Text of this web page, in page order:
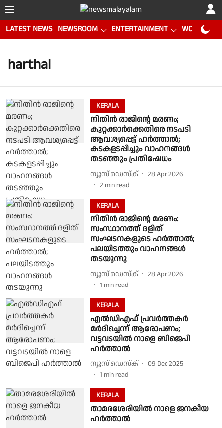
LATEST NEWS NEWSROOM ENTERTAINMENT WORLD CUP
harthal
KERALA
നിതിൻ രാജിന്റെ മരണം;
കുറ്റക്കാർക്കെതിരെ നടപടി
ആവശ്യപ്പെട്ട് ഹർത്താൽ;
കടകളടപ്പിച്ചും വാഹനങ്ങൾ
തടഞ്ഞും പ്രതിഷേധം
ന്യൂസ് ഡെസ്ക്
28 Apr 2026
2 min read
KERALA
നിതിൻ രാജിൻ്റെ മരണം:
സംസ്ഥാനത്ത് ദളിത്
സംഘടനകളുടെ ഹർത്താൽ;
പലയിടത്തും വാഹനങ്ങൾ
തടയുന്നു
ന്യൂസ് ഡെസ്ക്
28 Apr 2026
1 min read
KERALA
എൽഡിഎഫ് പ്രവർത്തകർ
മർദിച്ചെന്ന് ആരോപണം;
വട്ടവടയിൽ നാളെ ബിജെപി
ഹർത്താൽ
ന്യൂസ് ഡെസ്ക്
09 Dec 2025
1 min read
KERALA
താമരശേരിയിൽ നാളെ ജനകീയ
ഹർത്താൽ